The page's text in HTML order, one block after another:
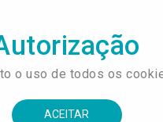
de avaliação no
as pessoas
do Museu do
André Benazzi Piranda